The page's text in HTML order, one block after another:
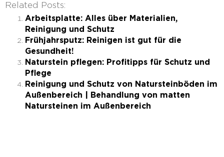
Related Posts:
Arbeitsplatte: Alles über Materialien,
Reinigung und Schutz
Frühjahrsputz: Reinigen ist gut für die
Gesundheit!
Naturstein pflegen: Profitipps für Schutz und
Pflege
Reinigung und Schutz von Natursteinböden im
Außenbereich | Behandlung von matten
Natursteinen im Außenbereich